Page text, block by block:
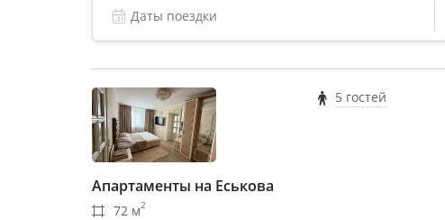
Апартаменты на Еськова
72 м2
5 гостей